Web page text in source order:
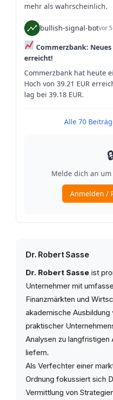
Dr. Robert Sasse
Dr. Robert Sasse ist
Unternehmer mit
Finanzmärkten und
akademische
praktischer
Analysen zu langfristigen
liefern.
Als Verfechter einer
Ordnung fokussiert sich
Vermittlung von